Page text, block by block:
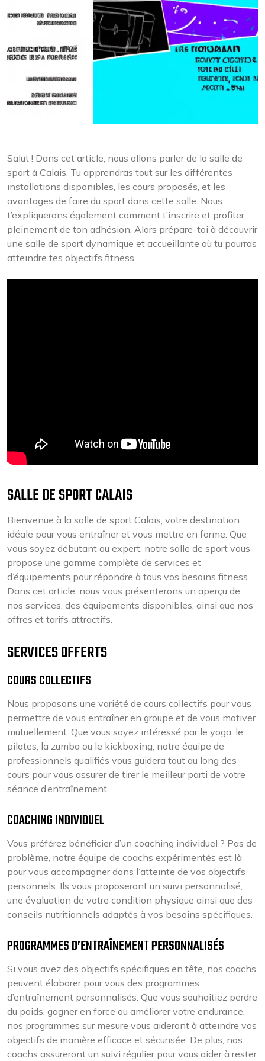
Salut ! Dans cet article, nous allons parler de la salle de
sport à Calais. Tu apprendras tout sur les différentes
installations disponibles, les cours proposés, et les
avantages de faire du sport dans cette salle. Nous
t’expliquerons également comment t’inscrire et profiter
pleinement de ton adhésion. Alors prépare-toi à découvrir
une salle de sport dynamique et accueillante où tu pourras
atteindre tes objectifs fitness.
SALLE DE SPORT CALAIS
Bienvenue à la salle de sport Calais, votre destination
idéale pour vous entraîner et vous mettre en forme. Que
vous soyez débutant ou expert, notre salle de sport vous
propose une gamme complète de services et
d’équipements pour répondre à tous vos besoins fitness.
Dans cet article, nous vous présenterons un aperçu de
nos services, des équipements disponibles, ainsi que nos
offres et tarifs attractifs.
SERVICES OFFERTS
COURS COLLECTIFS
Nous proposons une variété de cours collectifs pour vous
permettre de vous entraîner en groupe et de vous motiver
mutuellement. Que vous soyez intéressé par le yoga, le
pilates, la zumba ou le kickboxing, notre équipe de
professionnels qualifiés vous guidera tout au long des
cours pour vous assurer de tirer le meilleur parti de votre
séance d’entraînement.
COACHING INDIVIDUEL
Vous préférez bénéficier d’un coaching individuel ? Pas de
problème, notre équipe de coachs expérimentés est là
pour vous accompagner dans l’atteinte de vos objectifs
personnels. Ils vous proposeront un suivi personnalisé,
une évaluation de votre condition physique ainsi que des
conseils nutritionnels adaptés à vos besoins spécifiques.
PROGRAMMES D’ENTRAÎNEMENT PERSONNALISÉS
Si vous avez des objectifs spécifiques en tête, nos coachs
peuvent élaborer pour vous des programmes
d’entraînement personnalisés. Que vous souhaitiez perdre
du poids, gagner en force ou améliorer votre endurance,
nos programmes sur mesure vous aideront à atteindre vos
objectifs de manière efficace et sécurisée. De plus, nos
coachs assureront un suivi régulier pour vous aider à rester